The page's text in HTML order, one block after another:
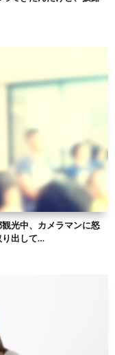
光中、カメラマンに怒
り出して…